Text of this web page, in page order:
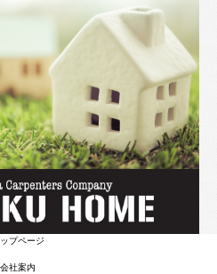
ップページ
会社案内